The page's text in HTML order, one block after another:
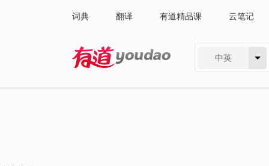
词典 翻译 有道精品课 云笔记
中英